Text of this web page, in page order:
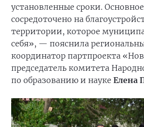
установленные сроки.
сосредоточено на
территории, которое
себя», — пояснила
координатор партпроекта
председатель комитета
по образованию и науке Елена